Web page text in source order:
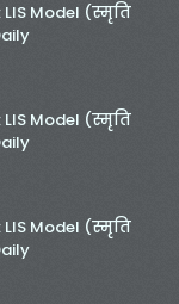
LIS Model (स्मृति
LIS Model (स्मृति
LIS Model (स्मृति